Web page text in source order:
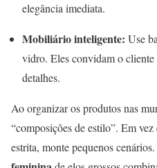
elegância imediata.
Mobiliário inteligente: Use
vidro. Eles convidam o cliente
detalhes.
Ao organizar os produtos nas
“composições de estilo”. Em
estrita, monte pequenos